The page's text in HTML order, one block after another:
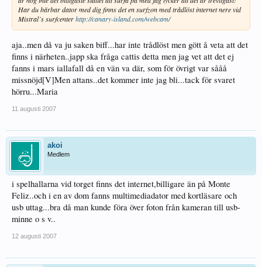
Har du bärbar dator med dig finns det en surfzon med trådlöst internet nere vid
Mistral´s surfcenterhttp://canary-island.com/webcam/
aja..men då va ju saken biff...har inte trådlöst men gött å veta att det
finns i närheten..japp ska fråga cattis detta men jag vet att det ej
fanns i mars iallafall då en vän va där, som för övrigt var sååå
missnöjd[V]Men attans..det kommer inte jag bli...tack för svaret
hörru...Maria
11 augusti 2007
akoi
Medlem
i spelhallarna vid torget finns det internet,billigare än på Monte
Feliz..och i en av dom fanns multimediadator med kortläsare och
usb uttag...bra då man kunde föra över foton från kameran till usb-
minne o s v..
12 augusti 2007